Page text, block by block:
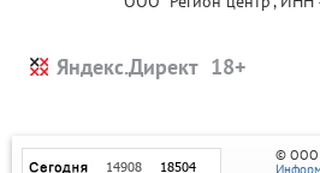
Яндекс.Директ
© ООО